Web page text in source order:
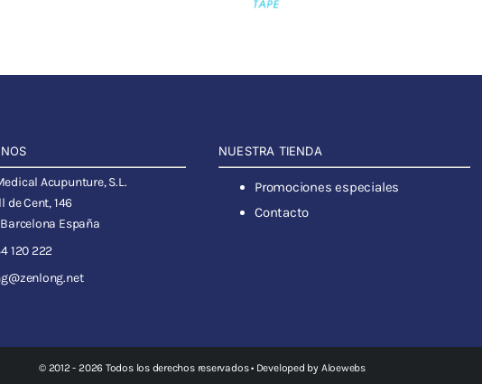
Acupunture, S.L.
de Cent, 146
España
120 222
NUESTRA TIENDA
Promociones especiales
Contacto
© 2012 - 2026 Todos los derechos reservados • Developed by Aloewebs